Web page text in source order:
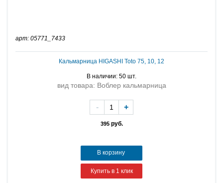
арт: 05771_7433
Кальмарница HIGASHI Toto 75, 10, 12
В наличии: 50 шт.
вид товара: Воблер кальмарница
395руб.
- +
В корзину
Купить в 1 клик